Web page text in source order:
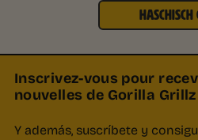
HASCHISCH
Inscrivez-vous pour
nouvelles de Gorilla Grillz
Y además, suscríbete y